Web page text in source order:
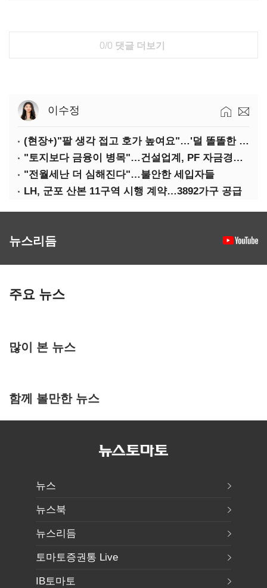
0/0 댓글 더보기
이수정
(현장+)"팔 생각 접고 호가 높여요"…'덜 똘똘한 한 채' 20억 키맞추기
"토지보다 금융이 병목"…건설업계, PF 자금경색 해소 목소리
"전월세난 더 심해진다"…불안한 세입자들
LH, 군포 산본 11구역 시행 계약…3892가구 공급
뉴스리듬
주요 뉴스
많이 본 뉴스
함께 볼만한 뉴스
뉴스
뉴스북
뉴스리듬
토마토증권통 Live
IB토마토